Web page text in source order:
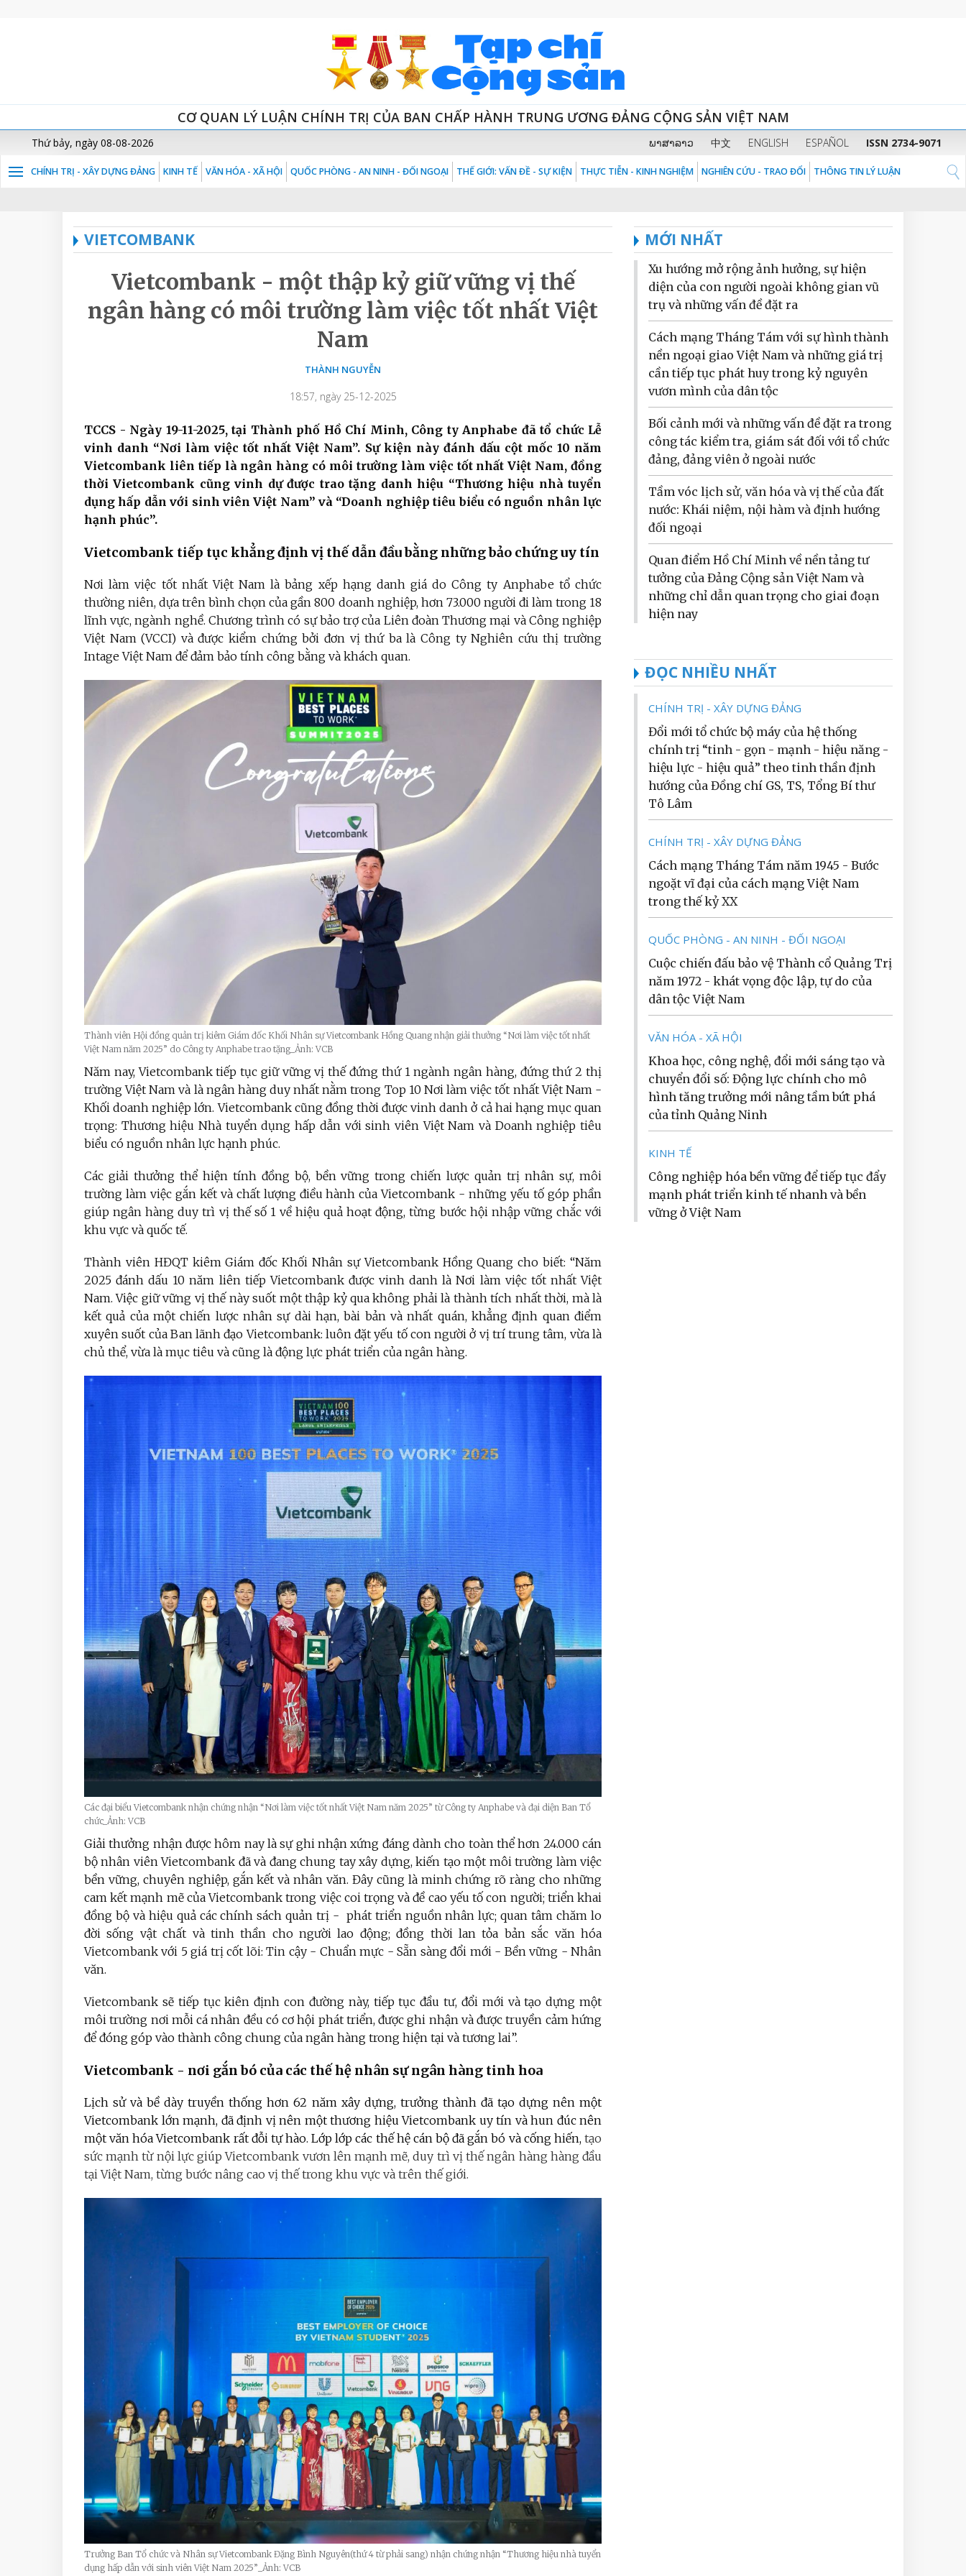
CƠ QUAN LÝ LUẬN CHÍNH TRỊ CỦA BAN CHẤP HÀNH TRUNG ƯƠNG ĐẢNG CỘNG SẢN VIỆT NAM
Thứ bảy, ngày 08-08-2026 ພາສາລາວ 中文 ENGLISH ESPAÑOL ISSN 2734-9071
CHÍNH TRỊ - XÂY DỰNG ĐẢNG KINH TẾ VĂN HÓA - XÃ HỘI QUỐC PHÒNG - AN NINH - ĐỐI NGOẠI THẾ GIỚI: VẤN ĐỀ - SỰ KIỆN THỰC TIỄN - KINH NGHIỆM NGHIÊN CỨU - TRAO ĐỔI THÔNG TIN LÝ LUẬN
VIETCOMBANK
Vietcombank - một thập kỷ giữ vững vị thế
ngân hàng có môi trường làm việc tốt nhất Việt
Nam
THÀNH NGUYỄN
18:57, ngày 25-12-2025
TCCS - Ngày 19-11-2025, tại Thành phố Hồ Chí Minh, Công ty Anphabe đã tổ chức Lễ
vinh danh “Nơi làm việc tốt nhất Việt Nam”. Sự kiện này đánh dấu cột mốc 10 năm
Vietcombank liên tiếp là ngân hàng có môi trường làm việc tốt nhất Việt Nam, đồng
thời Vietcombank cũng vinh dự được trao tặng danh hiệu “Thương hiệu nhà tuyển
dụng hấp dẫn với sinh viên Việt Nam” và “Doanh nghiệp tiêu biểu có nguồn nhân lực
hạnh phúc”.
Vietcombank tiếp tục khẳng định vị thế dẫn đầu bằng những bảo chứng uy tín
Nơi làm việc tốt nhất Việt Nam là bảng xếp hạng danh giá do Công ty Anphabe tổ chức
thường niên, dựa trên bình chọn của gần 800 doanh nghiệp, hơn 73.000 người đi làm trong 18
lĩnh vực, ngành nghề. Chương trình có sự bảo trợ của Liên đoàn Thương mại và Công nghiệp
Việt Nam (VCCI) và được kiểm chứng bởi đơn vị thứ ba là Công ty Nghiên cứu thị trường
Intage Việt Nam để đảm bảo tính công bằng và khách quan.
Thành viên Hội đồng quản trị kiêm Giám đốc Khối Nhân sự Vietcombank Hồng Quang nhận giải thưởng “Nơi làm việc tốt nhất
Việt Nam năm 2025” do Công ty Anphabe trao tặng_Ảnh: VCB
Năm nay, Vietcombank tiếp tục giữ vững vị thế đứng thứ 1 ngành ngân hàng, đứng thứ 2 thị
trường Việt Nam và là ngân hàng duy nhất nằm trong Top 10 Nơi làm việc tốt nhất Việt Nam -
Khối doanh nghiệp lớn. Vietcombank cũng đồng thời được vinh danh ở cả hai hạng mục quan
trọng: Thương hiệu Nhà tuyển dụng hấp dẫn với sinh viên Việt Nam và Doanh nghiệp tiêu
biểu có nguồn nhân lực hạnh phúc.
Các giải thưởng thể hiện tính đồng bộ, bền vững trong chiến lược quản trị nhân sự, môi
trường làm việc gắn kết và chất lượng điều hành của Vietcombank - những yếu tố góp phần
giúp ngân hàng duy trì vị thế số 1 về hiệu quả hoạt động, từng bước hội nhập vững chắc với
khu vực và quốc tế.
Thành viên HĐQT kiêm Giám đốc Khối Nhân sự Vietcombank Hồng Quang cho biết: “Năm
2025 đánh dấu 10 năm liên tiếp Vietcombank được vinh danh là Nơi làm việc tốt nhất Việt
Nam. Việc giữ vững vị thế này suốt một thập kỷ qua không phải là thành tích nhất thời, mà là
kết quả của một chiến lược nhân sự dài hạn, bài bản và nhất quán, khẳng định quan điểm
xuyên suốt của Ban lãnh đạo Vietcombank: luôn đặt yếu tố con người ở vị trí trung tâm, vừa là
chủ thể, vừa là mục tiêu và cũng là động lực phát triển của ngân hàng.
Các đại biểu Vietcombank nhận chứng nhận “Nơi làm việc tốt nhất Việt Nam năm 2025” từ Công ty Anphabe và đại diện Ban Tổ
chức_Ảnh: VCB
Giải thưởng nhận được hôm nay là sự ghi nhận xứng đáng dành cho toàn thể hơn 24.000 cán
bộ nhân viên Vietcombank đã và đang chung tay xây dựng, kiến tạo một môi trường làm việc
bền vững, chuyên nghiệp, gắn kết và nhân văn. Đây cũng là minh chứng rõ ràng cho những
cam kết mạnh mẽ của Vietcombank trong việc coi trọng và đề cao yếu tố con người; triển khai
đồng bộ và hiệu quả các chính sách quản trị - phát triển nguồn nhân lực; quan tâm chăm lo
đời sống vật chất và tinh thần cho người lao động; đồng thời lan tỏa bản sắc văn hóa
Vietcombank với 5 giá trị cốt lõi: Tin cậy - Chuẩn mực - Sẵn sàng đổi mới - Bền vững - Nhân
văn.
Vietcombank sẽ tiếp tục kiên định con đường này, tiếp tục đầu tư, đổi mới và tạo dựng một
môi trường nơi mỗi cá nhân đều có cơ hội phát triển, được ghi nhận và được truyền cảm hứng
để đóng góp vào thành công chung của ngân hàng trong hiện tại và tương lai”.
Vietcombank - nơi gắn bó của các thế hệ nhân sự ngân hàng tinh hoa
Lịch sử và bề dày truyền thống hơn 62 năm xây dựng, trưởng thành đã tạo dựng nên một
Vietcombank lớn mạnh, đã định vị nên một thương hiệu Vietcombank uy tín và hun đúc nên
một văn hóa Vietcombank rất đỗi tự hào. Lớp lớp các thế hệ cán bộ đã gắn bó và cống hiến,tạo
sức mạnh từ nội lực giúp Vietcombank vươn lên mạnh mẽ, duy trì vị thế ngân hàng hàng đầu
tại Việt Nam, từng bước nâng cao vị thế trong khu vực và trên thế giới.
Trưởng Ban Tổ chức và Nhân sự Vietcombank Đặng Bình Nguyên(thứ 4 từ phải sang) nhận chứng nhận “Thương hiệu nhà tuyển
dụng hấp dẫn với sinh viên Việt Nam 2025”_Ảnh: VCB
MỚI NHẤT
Xu hướng mở rộng ảnh hưởng, sự hiện
diện của con người ngoài không gian vũ
trụ và những vấn đề đặt ra
Cách mạng Tháng Tám với sự hình thành
nền ngoại giao Việt Nam và những giá trị
cần tiếp tục phát huy trong kỷ nguyên
vươn mình của dân tộc
Bối cảnh mới và những vấn đề đặt ra trong
công tác kiểm tra, giám sát đối với tổ chức
đảng, đảng viên ở ngoài nước
Tầm vóc lịch sử, văn hóa và vị thế của đất
nước: Khái niệm, nội hàm và định hướng
đối ngoại
Quan điểm Hồ Chí Minh về nền tảng tư
tưởng của Đảng Cộng sản Việt Nam và
những chỉ dẫn quan trọng cho giai đoạn
hiện nay
ĐỌC NHIỀU NHẤT
CHÍNH TRỊ - XÂY DỰNG ĐẢNG
Đổi mới tổ chức bộ máy của hệ thống
chính trị “tinh - gọn - mạnh - hiệu năng -
hiệu lực - hiệu quả” theo tinh thần định
hướng của Đồng chí GS, TS, Tổng Bí thư
Tô Lâm
CHÍNH TRỊ - XÂY DỰNG ĐẢNG
Cách mạng Tháng Tám năm 1945 - Bước
ngoặt vĩ đại của cách mạng Việt Nam
trong thế kỷ XX
QUỐC PHÒNG - AN NINH - ĐỐI NGOẠI
Cuộc chiến đấu bảo vệ Thành cổ Quảng Trị
năm 1972 - khát vọng độc lập, tự do của
dân tộc Việt Nam
VĂN HÓA - XÃ HỘI
Khoa học, công nghệ, đổi mới sáng tạo và
chuyển đổi số: Động lực chính cho mô
hình tăng trưởng mới nâng tầm bứt phá
của tỉnh Quảng Ninh
KINH TẾ
Công nghiệp hóa bền vững để tiếp tục đẩy
mạnh phát triển kinh tế nhanh và bền
vững ở Việt Nam